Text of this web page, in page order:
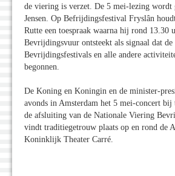
de viering is verzet. De 5 mei-lezing wordt
Jensen. Op Befrijdingsfestival Fryslân
Rutte een toespraak waarna hij rond 13.30
Bevrijdingsvuur ontsteekt als signaal dat de
Bevrijdingsfestivals en alle andere
begonnen.
De Koning en Koningin en de minister-
avonds in Amsterdam het 5 mei-concert bij
de afsluiting van de Nationale Viering
vindt traditiegetrouw plaats op en rond de
Koninklijk Theater Carré.